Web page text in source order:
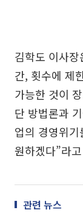
김학도 이사
간, 횟수에 제
가능한 것이
단 방법론과
업의 경영위
원하겠다”라
관련 뉴스